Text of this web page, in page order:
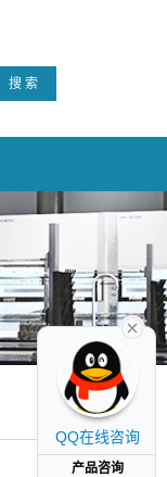
搜 索
QQ在线咨询
产品咨询